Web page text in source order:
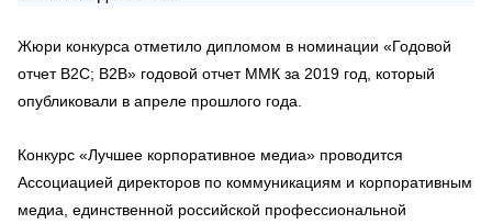
Жюри конкурса отметило дипломом в номинации «Годовой
отчет B2C; B2B» годовой отчет ММК за 2019 год, который
опубликовали в апреле прошлого года.
Конкурс «Лучшее корпоративное медиа» проводится
Ассоциацией директоров по коммуникациям и корпоративным
медиа, единственной российской профессиональной